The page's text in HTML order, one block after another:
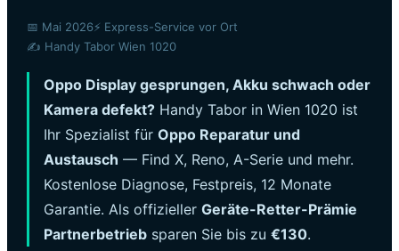
📅 Mai 2026⚡ Express-Service vor Ort
✍️ Handy Tabor Wien 1020
Oppo Display gesprungen, Akku schwach oder
Kamera defekt?Handy Tabor in Wien 1020 ist
Ihr Spezialist für Oppo Reparatur und
Austausch — Find X, Reno, A-Serie und mehr.
Kostenlose Diagnose, Festpreis, 12 Monate
Garantie. Als offizieller Geräte-Retter-Prämie
Partnerbetriebsparen Sie bis zu €130.